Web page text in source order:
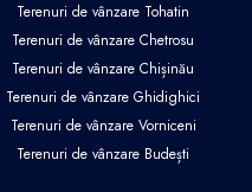
Terenuri de vânzare Tohatin
Terenuri de vânzare Chetrosu
Terenuri de vânzare Chișinău
Terenuri de vânzare Ghidighici
Terenuri de vânzare Vorniceni
Terenuri de vânzare Budești